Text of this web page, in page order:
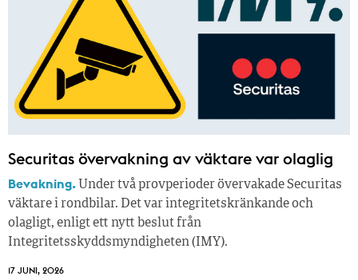
Securitas övervakning av väktare var olaglig
Bevakning. Under två provperioder övervakade Securitas
väktare i rondbilar. Det var integritetskränkande och
olagligt, enligt ett nytt beslut från
Integritetsskyddsmyndigheten (IMY).
17 JUNI, 2026